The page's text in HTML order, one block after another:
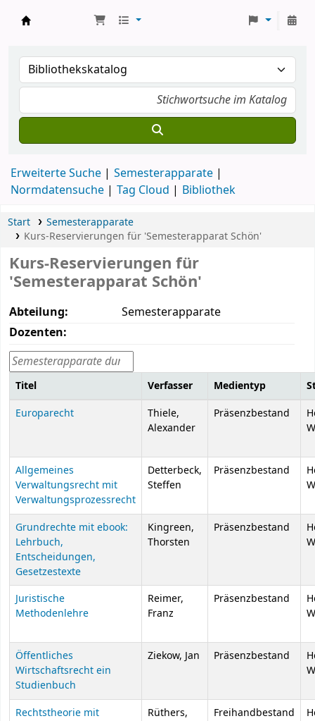
Erweiterte Suche
Semesterapparate
Normdatensuche
Tag Cloud Bibliothek
Start
Semesterapparate
Kurs-Reservierungen für 'Semesterapparat Schön'
Kurs-Reservierungen für
'Semesterapparat Schön'
Abteilung:
Semesterapparate
Dozenten:
Kurse
Titel Verfasser Medientyp
Europarecht
Thiele,
Alexander
Präsenzbestand
Allgemeines
Verwaltungsrecht mit
Verwaltungsprozessrecht
Detterbeck,
Steffen
Präsenzbestand
Grundrechte mit ebook:
Lehrbuch,
Entscheidungen,
Gesetzestexte
Kingreen,
Thorsten
Präsenzbestand
Juristische
Methodenlehre
Reimer,
Franz
Präsenzbestand
Öffentliches
Wirtschaftsrecht ein
Studienbuch
Ziekow, Jan Präsenzbestand
Rechtstheorie mit
Rüthers,
Freihandbestand